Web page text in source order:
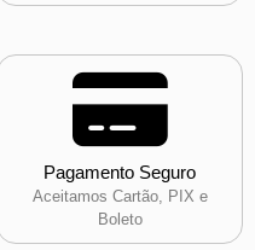
Pagamento Seguro
Aceitamos Cartão, PIX e
Boleto